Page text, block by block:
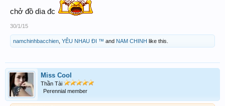
chở đồ dìa đc
30/1/15
namchinhbacchien YÊU NHAU ĐI ™ and NAM CHINH like this.
Miss Cool
Thần Tài
Perennial member